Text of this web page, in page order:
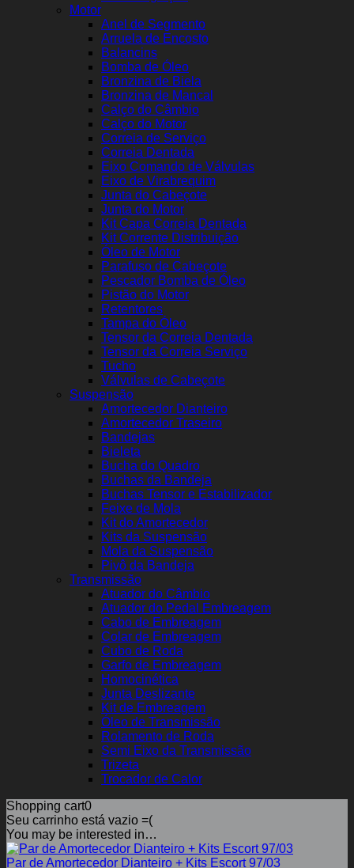
Motor
Anel de Segmento
Arruela de Encosto
Balancins
Bomba de Óleo
Bronzina de Biela
Bronzina de Mancal
Calço do Câmbio
Calço do Motor
Correia de Serviço
Correia Dentada
Eixo Comando de Válvulas
Eixo de Virabrequim
Junta do Cabeçote
Junta do Motor
Kit Capa Correia Dentada
Kit Corrente Distribuição
Óleo de Motor
Parafuso de Cabeçote
Pescador Bomba de Óleo
Pistão do Motor
Retentores
Tampa do Óleo
Tensor da Correia Dentada
Tensor da Correia Serviço
Tucho
Válvulas de Cabeçote
Suspensão
Amortecedor Dianteiro
Amortecedor Traseiro
Bandejas
Bieleta
Bucha do Quadro
Buchas da Bandeja
Buchas Tensor e Estabilizador
Feixe de Mola
Kit do Amortecedor
Kits da Suspensão
Mola da Suspensão
Pivô da Bandeja
Transmissão
Atuador do Câmbio
Atuador do Pedal Embreagem
Cabo de Embreagem
Colar de Embreagem
Cubo de Roda
Garfo de Embreagem
Homocinética
Junta Deslizante
Kit de Embreagem
Óleo de Transmissão
Rolamento de Roda
Semi Eixo da Transmissão
Trizeta
Trocador de Calor
Shopping cart0
Seu carrinho está vazio =(
You may be interested in…
Par de Amortecedor Dianteiro + Kits Escort 97/03